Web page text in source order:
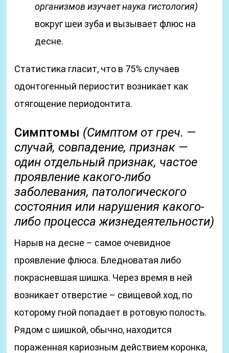
организмов изучает наука гистология)
вокруг шеи зуба и вызывает флюс на
десне.
Статистика гласит, что в 75% случаев
одонтогенный периостит возникает как
отягощение периодонтита.
Симптомы (Симптом от греч. —
случай, совпадение, признак —
один отдельный признак, частое
проявление какого-либо
заболевания, патологического
состояния или нарушения какого-
либо процесса жизнедеятельности)
Нарыв на десне – самое очевидное
проявление флюса. Бледноватая либо
покрасневшая шишка. Через время в ней
возникает отверстие – свищевой ход, по
которому гной попадает в ротовую полость.
Рядом с шишкой, обычно, находится
пораженная кариозным действием коронка,